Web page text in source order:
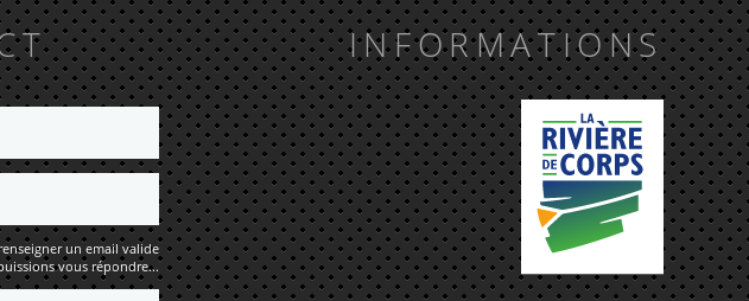
un email valide
vous répondre...
INFORMATIONS